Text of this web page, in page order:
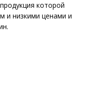
которой
и низкими ценами и